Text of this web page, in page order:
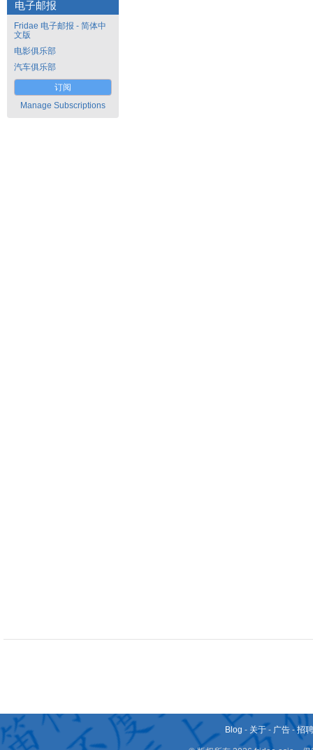
电子邮报
Fridae 电子邮报 - 简体中
文版
电影俱乐部
汽车俱乐部
订阅
Manage Subscriptions
Blog - 关于 - 广告 -招